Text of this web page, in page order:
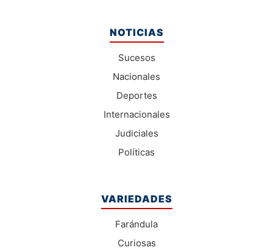
NOTICIAS
Sucesos
Nacionales
Deportes
Internacionales
Judiciales
Políticas
VARIEDADES
Farándula
Curiosas